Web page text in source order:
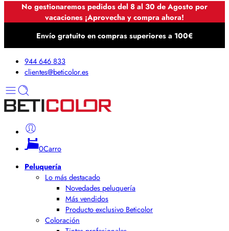
No gestionaremos pedidos del 8 al 30 de Agosto por
vacaciones ¡Aprovecha y compra ahora!
Envío gratuito en compras superiores a 100€
944 646 833
clientes@beticolor.es
0Carro
Peluquería
Lo más destacado
Novedades peluquería
Más vendidos
Producto exclusivo Beticolor
Coloración